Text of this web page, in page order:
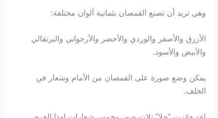
وهي تريد أن تصنع القمصان بثمانية ألوان مختلفة:
الأزرق والأصفر والوردي والأخضر والأرجواني والبرتقالي
والأبيض والأسود.
يمكن وضع صورة على القمصان من الأمام وشعار في
الخلف.